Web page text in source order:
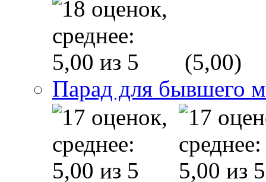
(5,00)
Парад для бывшего